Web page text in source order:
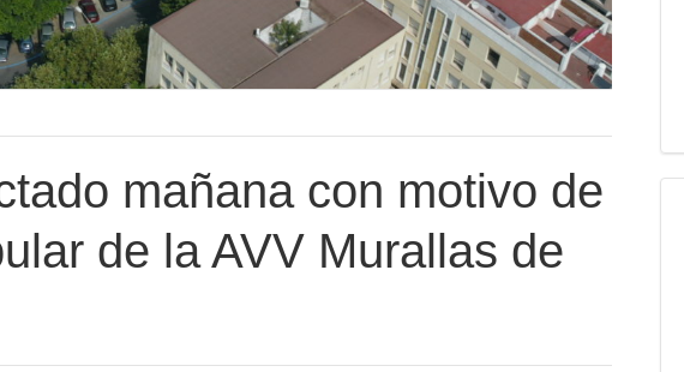
mañana con motivo de
de la AVV Murallas de